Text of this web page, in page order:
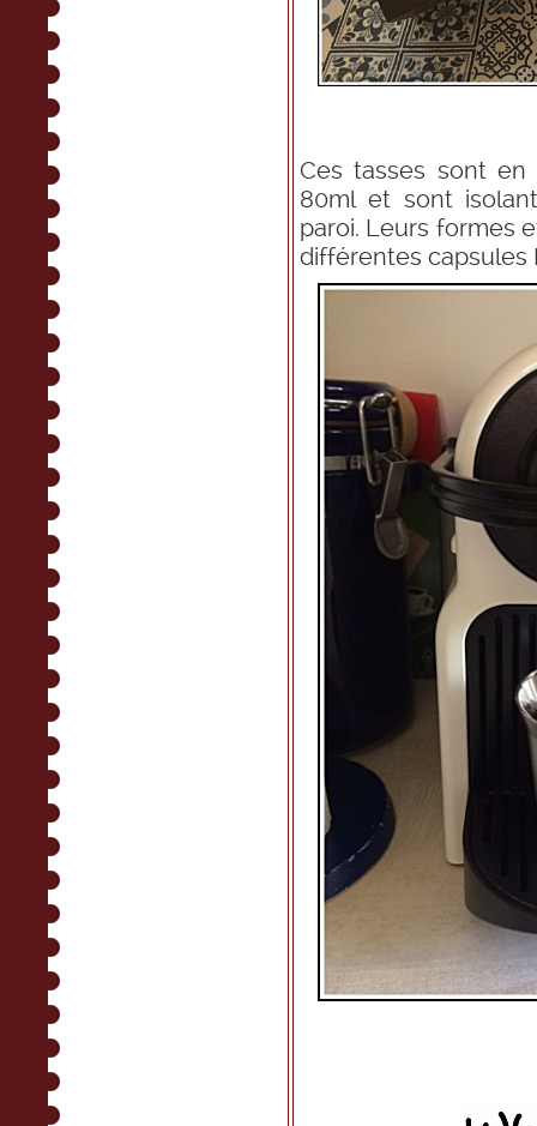
Ces tasses sont en
80ml et sont
paroi. Leurs formes
différentes capsules